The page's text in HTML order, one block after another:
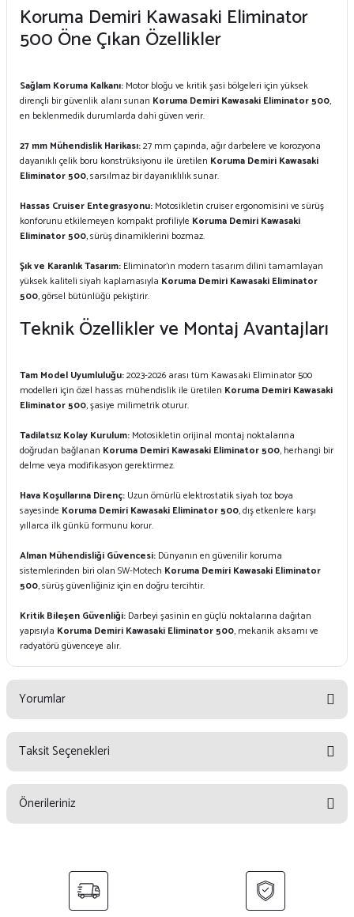
Koruma Demiri Kawasaki Eliminator
500 Öne Çıkan Özellikler
Sağlam Koruma Kalkanı: Motor bloğu ve kritik şasi bölgeleri için yüksek
dirençli bir güvenlik alanı sunan Koruma Demiri Kawasaki Eliminator 500,
en beklenmedik durumlarda dahi güven verir.
27 mm Mühendislik Harikası:27 mm çapında, ağır darbelere ve korozyona
dayanıklı çelik boru konstrüksiyonu ile üretilen Koruma Demiri Kawasaki
Eliminator 500, sarsılmaz bir dayanıklılık sunar.
Hassas Cruiser Entegrasyonu: Motosikletin cruiser ergonomisini ve sürüş
konforunu etkilemeyen kompakt profiliyle Koruma Demiri Kawasaki
Eliminator 500, sürüş dinamiklerini bozmaz.
Şık ve Karanlık Tasarım: Eliminator'ın modern tasarım dilini tamamlayan
yüksek kaliteli siyah kaplamasıyla Koruma Demiri Kawasaki Eliminator
500, görsel bütünlüğü pekiştirir.
Teknik Özellikler ve Montaj Avantajları
Tam Model Uyumluluğu:2023-2026 arası tüm Kawasaki Eliminator 500
modelleri için özel hassas mühendislik ile üretilen Koruma Demiri Kawasaki
Eliminator 500, şasiye milimetrik oturur.
Tadilatsız Kolay Kurulum: Motosikletin orijinal montaj noktalarına
doğrudan bağlanan Koruma Demiri Kawasaki Eliminator 500, herhangi bir
delme veya modifikasyon gerektirmez.
Hava Koşullarına Direnç: Uzun ömürlü elektrostatik siyah toz boya
sayesinde Koruma Demiri Kawasaki Eliminator 500, dış etkenlere karşı
yıllarca ilk günkü formunu korur.
Alman Mühendisliği Güvencesi: Dünyanın en güvenilir koruma
sistemlerinden biri olan SW-Motech Koruma Demiri Kawasaki Eliminator
500, sürüş güvenliğiniz için en doğru tercihtir.
Kritik Bileşen Güvenliği: Darbeyi şasinin en güçlü noktalarına dağıtan
yapısıyla Koruma Demiri Kawasaki Eliminator 500, mekanik aksamı ve
radyatörü güvenceye alır.
Yorumlar
Yorum Yaz
Taksit Seçenekleri
Önerileriniz
yetersiz gördüğünüz noktaları öneri formunu kullanarak tarafımıza
Görüş ve önerileriniz için teşekkür ederiz.